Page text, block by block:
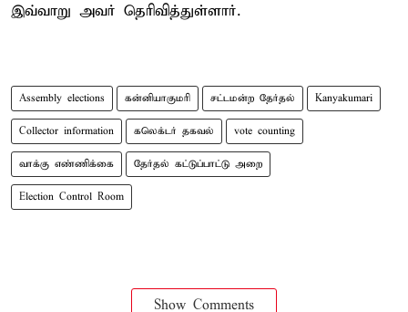
இவ்வாறு அவர் தெரிவித்துள்ளார்.
Assembly elections கன்னியாகுமரி சட்டமன்ற தேர்தல் Kanyakumari
Collector information கலெக்டர் தகவல் vote counting
வாக்கு எண்ணிக்கை தேர்தல் கட்டுப்பாட்டு அறை
Election Control Room
Show Comments